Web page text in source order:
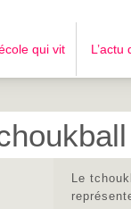
qui vit L’actu
Le